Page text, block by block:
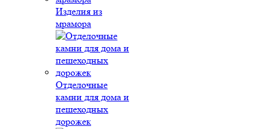
Изделия из
мрамора
Отделочные
камни для дома и
пешеходных
дорожек